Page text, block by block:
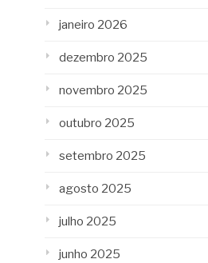
janeiro 2026
dezembro 2025
novembro 2025
outubro 2025
setembro 2025
agosto 2025
julho 2025
junho 2025